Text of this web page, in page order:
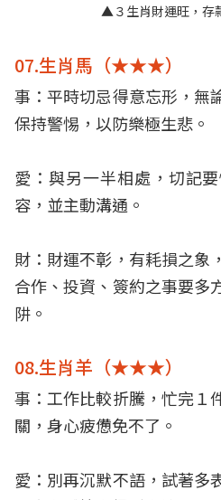
▲３生肖財運旺，存
07.生肖馬（★★★）
事：平時切忌得意忘形，無
保持警惕，以防樂極生悲。
愛：與另一半相處，切記
容，並主動溝通。
財：財運不彰，有耗損之象
合作、投資、簽約之事要多
阱。
08.生肖羊（★★★）
事：工作比較折騰，忙完１
關，身心疲憊免不了。
愛：別再沉默不語，試著多